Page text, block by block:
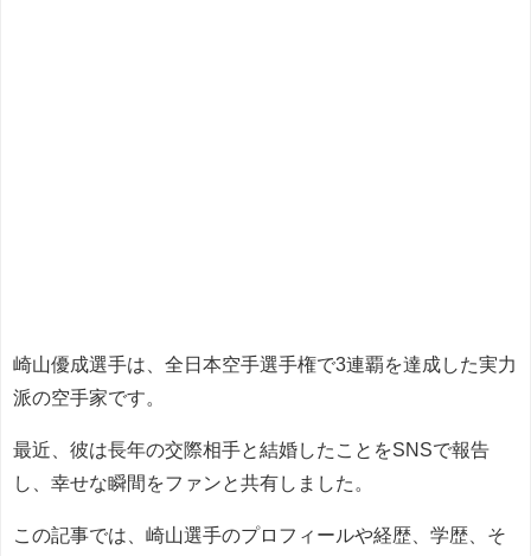
崎山優成選手は、全日本空手選手権で3連覇を達成した実力
派の空手家です。
最近、彼は長年の交際相手と結婚したことをSNSで報告
し、幸せな瞬間をファンと共有しました。
この記事では、崎山選手のプロフィールや経歴、学歴、そ